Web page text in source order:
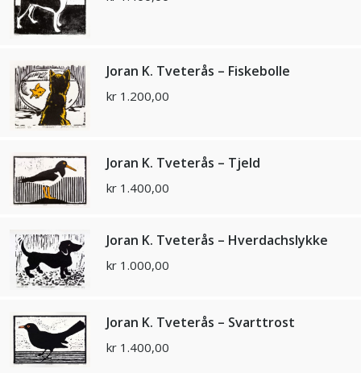
Joran K. Tveterås – Fiskebolle
kr 1.200,00
Joran K. Tveterås – Tjeld
kr 1.400,00
Joran K. Tveterås – Hverdachslykke
kr 1.000,00
Joran K. Tveterås – Svarttrost
kr 1.400,00